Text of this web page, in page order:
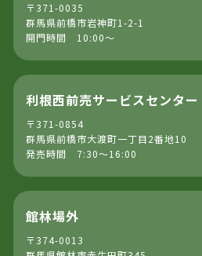
〒371-0035
群馬県前橋市岩神町1-2-1
開門時間 10:00～
利根西前売サービスセンター
〒371-0854
群馬県前橋市大渡町一丁目2番地10
発売時間 7:30～16:00
館林場外
〒374-0013